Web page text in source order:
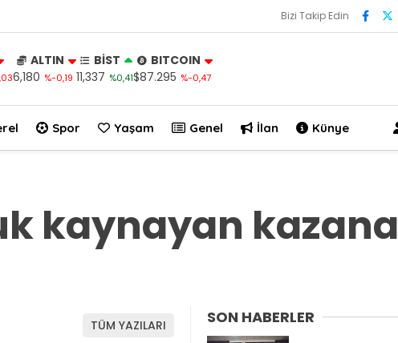
Bizi Takip Edin
ALTIN
6,180 %-0,19
BİST
11,337 %0,41
BITCOIN
$87.295 %-0,47
Spor Yaşam Genel İlan Künye
kaynayan kazana
TÜM YAZILARI SON HABERLER